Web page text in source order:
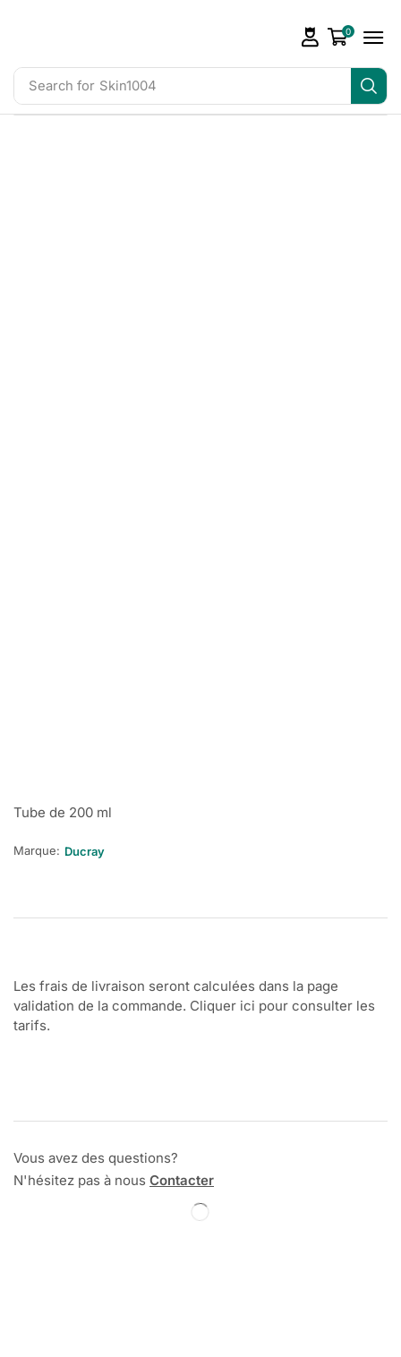
Search for Skin1004
0
Tube de 200 ml
Marque: Ducray
Les frais de livraison seront calculées dans la page
validation de la commande. Cliquer ici pour consulter les
tarifs.
Vous avez des questions?
N'hésitez pas à nous Contacter